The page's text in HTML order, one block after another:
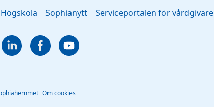
Sophianytt Serviceportalen för vårdgivare
Om cookies